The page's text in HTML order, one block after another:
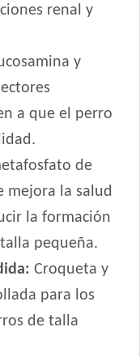
renal y
y
a que el perro
de
mejora la salud
la formación
pequeña.
Croqueta y
para los
de talla